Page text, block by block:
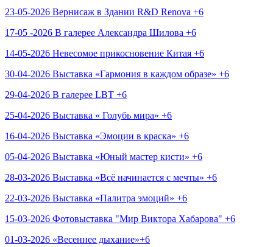
23-05-2026 Вернисаж в Здании R&D Renova +6
17-05 -2026 В галерее Александра Шилова +6
14-05-2026 Невесомое прикосновение Китая +6
30-04-2026 Выставка «Гармония в каждом образе» +6
29-04-2026 В галерее LBT +6
25-04-2026 Выставка « Голубь мира» +6
16-04-2026 Выставка «Эмоции в краска» +6
05-04-2026 Выставка «Юный мастер кисти» +6
28-03-2026 Выставка «Всё начинается с мечты» +6
22-03-2026 Выставка «Палитра эмоций» +6
15-03-2026 Фотовыставка "Мир Виктора Хабарова" +6
01-03-2026 «Весеннее дыхание»+6